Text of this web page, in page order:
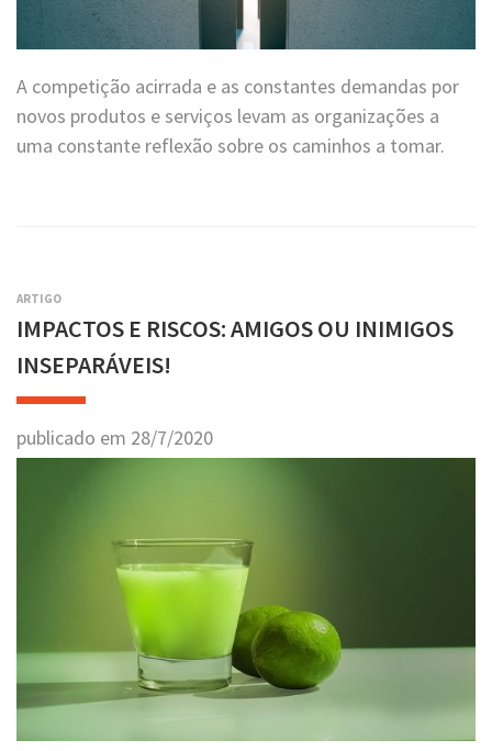
A competição acirrada e as constantes demandas por
novos produtos e serviços levam as organizações a
uma constante reflexão sobre os caminhos a tomar.
ARTIGO
IMPACTOS E RISCOS: AMIGOS OU INIMIGOS
INSEPARÁVEIS!
publicado em 28/7/2020